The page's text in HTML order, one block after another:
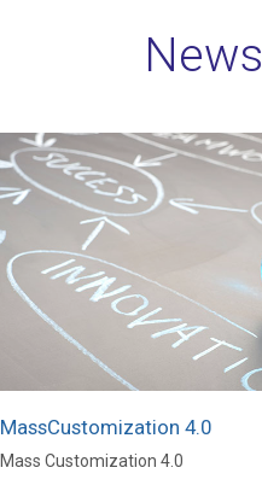
News
MassCustomization 4.0
Mass Customization 4.0